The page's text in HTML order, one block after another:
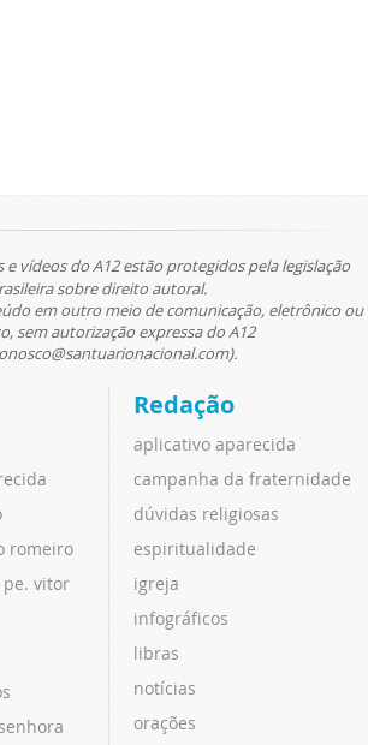
vídeos do A12 estão protegidos pela legislação
sobre direito autoral.
em outro meio de comunicação, eletrônico ou
sem autorização expressa do A12
romeiro
pe. vitor
Redação
aplicativo aparecida
campanha da fraternidade
dúvidas religiosas
espiritualidade
igreja
infográficos
libras
notícias
orações